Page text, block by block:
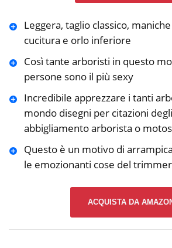
Leggera, taglio classico,
cucitura e orlo inferiore
Così tante arboristi in questo
persone sono il più sexy
Incredibile apprezzare i tanti
mondo disegni per citazioni
abbigliamento arborista o
Questo è un motivo di
le emozionanti cose del trimmer
ACQUISTA DA